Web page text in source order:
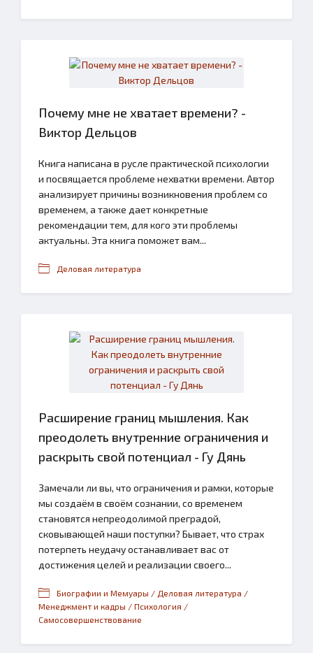
Почему мне не хватает времени? -
Виктор Дельцов
Книга написана в русле практической психологии
и посвящается проблеме нехватки времени. Автор
анализирует причины возникновения проблем со
временем, а также дает конкретные
рекомендации тем, для кого эти проблемы
актуальны. Эта книга поможет вам...
Деловая литература
Расширение границ мышления. Как
преодолеть внутренние ограничения и
раскрыть свой потенциал - Гу Дянь
Замечали ли вы, что ограничения и рамки, которые
мы создаём в своём сознании, со временем
становятся непреодолимой преградой,
сковывающей наши поступки? Бывает, что страх
потерпеть неудачу останавливает вас от
достижения целей и реализации своего...
Биографии и Мемуары / Деловая литература /
Менеджмент и кадры / Психология /
Самосовершенствование